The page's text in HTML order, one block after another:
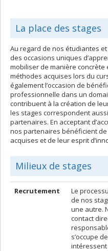
La place des stages
Au regard de nos étudiantes
des occasions uniques
mobiliser de manière
méthodes acquises lors du
également l’occasion de
professionnelle dans un
contribuent à la création de
les stages correspondent
partenaires. En acceptant
nos partenaires bénéficient
acquises et de leur esprit
Milieux de stages
Recrutement
Le
de nos
une autre.
contact
s’occupe